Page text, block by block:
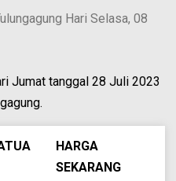
Hari Selasa, 08
Jumat tanggal 28 Juli 2023
HARGA
SEKARANG